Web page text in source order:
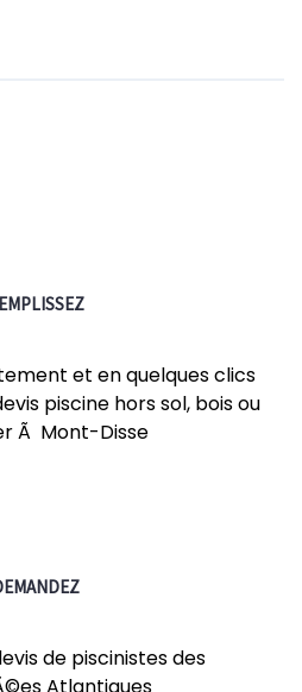
et en quelques clics
piscine hors sol, bois ou
Ã Mont-Disse
de piscinistes des